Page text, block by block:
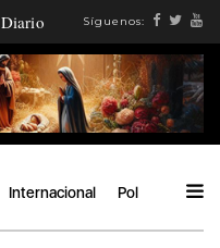
Diario Síguenos:
Internacional Política